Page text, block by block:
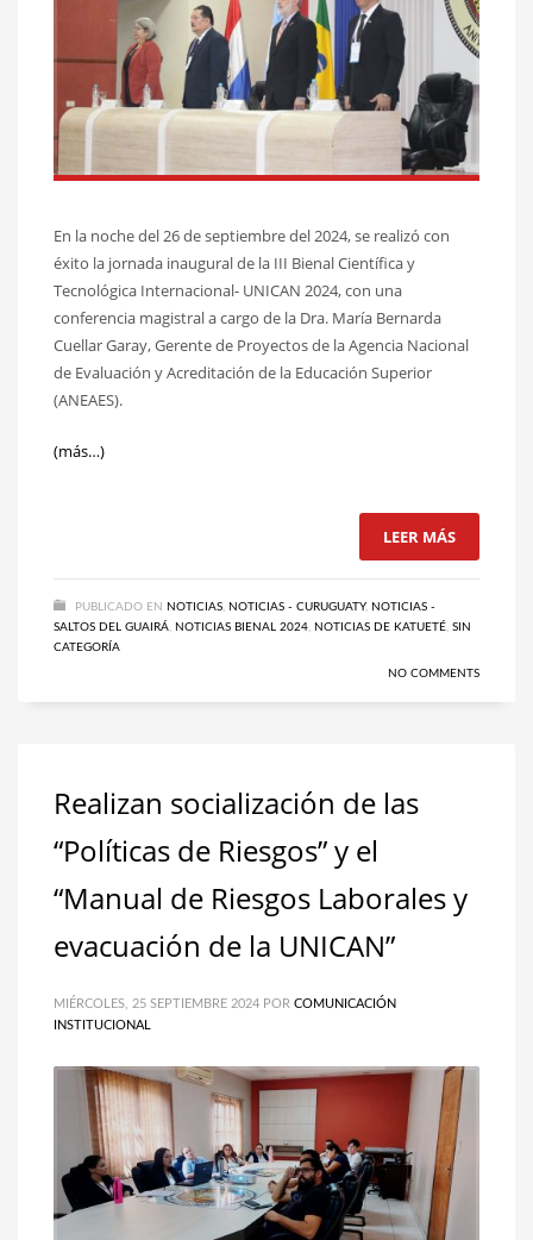
En la noche del 26 de septiembre del 2024, se realizó con
éxito la jornada inaugural de la III Bienal Científica y
Tecnológica Internacional- UNICAN 2024, con una
conferencia magistral a cargo de la Dra. María Bernarda
Cuellar Garay, Gerente de Proyectos de la Agencia Nacional
de Evaluación y Acreditación de la Educación Superior
(ANEAES).
(más…)
LEER MÁS
PUBLICADO EN NOTICIAS NOTICIAS - CURUGUATY, NOTICIAS -
SALTOS DEL GUAIRÁ NOTICIAS BIENAL 2024 NOTICIAS DE KATUETÉ SIN
CATEGORÍA
NO COMMENTS
Realizan socialización de las
“Políticas de Riesgos” y el
“Manual de Riesgos Laborales y
evacuación de la UNICAN”
MIÉRCOLES, 25 SEPTIEMBRE 2024 POR COMUNICACIÓN
INSTITUCIONAL